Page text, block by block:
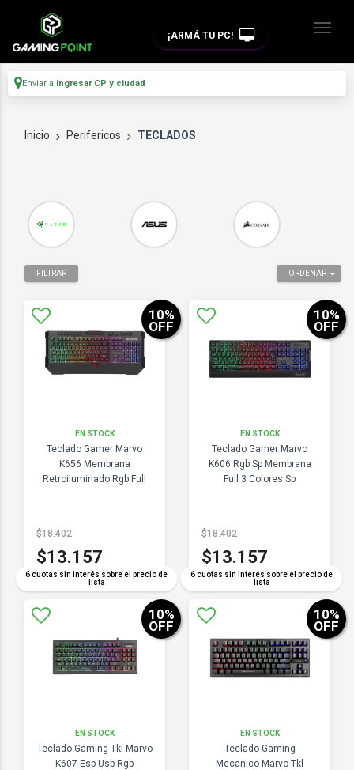
¡ARMÁ TU PC!
Enviar a Ingresar CP y ciudad
Inicio Perifericos TECLADOS
ORDENAR
FILTRAR
EN STOCK
Teclado Gamer Marvo
K656 Membrana
Retroiluminado Rgb Full
6 cuotas sin interés sobre el precio de
lista
10%
OFF
$18.402
$13.157
EN STOCK
Teclado Gamer Marvo
K606 Rgb Sp Membrana
Full 3 Colores Sp
6 cuotas sin interés sobre el precio de
lista
10%
OFF
$18.402
$13.157
EN STOCK
Teclado Gaming Tkl Marvo
K607 Esp Usb Rgb
10%
OFF
EN STOCK
Teclado Gaming
Mecanico Marvo Tkl
10%
OFF